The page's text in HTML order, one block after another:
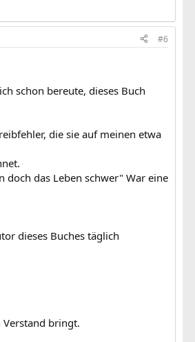
#6
schon bereute, dieses Buch
die sie auf meinen etwa
doch das Leben schwer" War eine
dieses Buches täglich
bringt.